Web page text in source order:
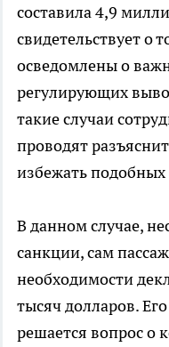
составила 4,9
свидетельствует о
осведомлены о
регулирующих
такие случаи
проводят
избежать
В данном случае,
санкции, сам
необходимости
тысяч долларов.
решается вопрос о